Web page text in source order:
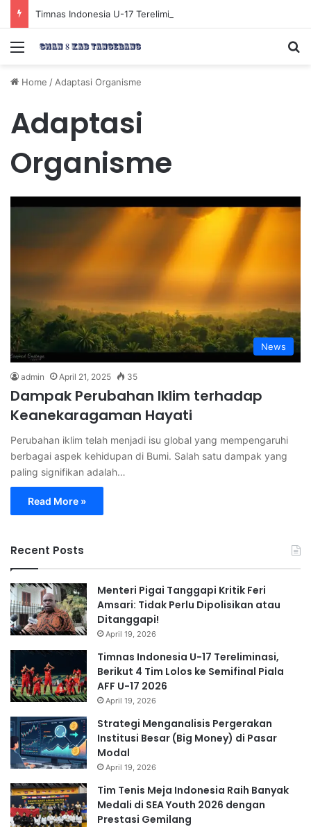
Menu
Home / Adaptasi Organisme
Adaptasi
Organisme
News
admin April 21, 2025 35
Dampak Perubahan Iklim terhadap
Keanekaragaman Hayati
Perubahan iklim telah menjadi isu global yang mempengaruhi
berbagai aspek kehidupan di Bumi. Salah satu dampak yang
paling signifikan adalah…
Read More »
Recent Posts
Menteri Pigai Tanggapi Kritik Feri
Amsari: Tidak Perlu Dipolisikan atau
Ditanggapi!
April 19, 2026
Timnas Indonesia U-17 Tereliminasi,
Berikut 4 Tim Lolos ke Semifinal Piala
AFF U-17 2026
April 19, 2026
Strategi Menganalisis Pergerakan
Institusi Besar (Big Money) di Pasar
Modal
April 19, 2026
Tim Tenis Meja Indonesia Raih Banyak
Medali di SEA Youth 2026 dengan
Prestasi Gemilang